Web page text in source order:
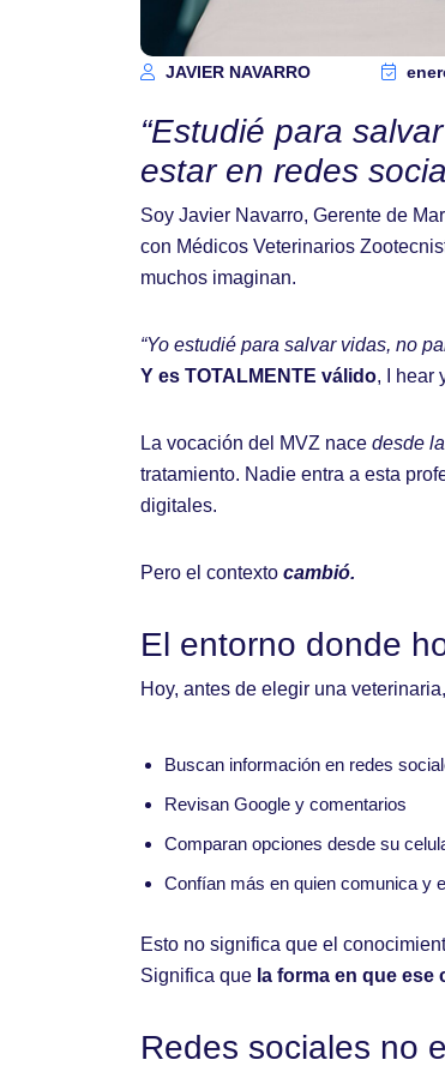
JAVIER NAVARRO
“Estudié para
estar en redes
Soy Javier Navarro, Gerente de
con Médicos Veterinarios
muchos imaginan.
“Yo estudié para salvar vidas, no
Y es TOTALMENTE válido, I hear
La vocación del MVZ nace desde
tratamiento. Nadie entra a esta
digitales.
Pero el contexto cambió.
El entorno donde
Hoy, antes de elegir una
Buscan información en redes
Revisan Google y comentarios
Comparan opciones desde su
Confían más en quien comunica y
Esto no significa que el
Significa que la forma en que
Redes sociales no